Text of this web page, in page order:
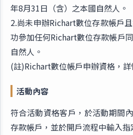
年8月31日（含）之本國自然人。
2.尚未申辦Richart數位存款帳戶
功參加任何Richart數位存款帳戶
自然人。
(註)Richart數位帳戶申辦資格，詳
活動內容
符合活動資格客戶，於活動期間
存款帳戶，並於開戶流程中輸入